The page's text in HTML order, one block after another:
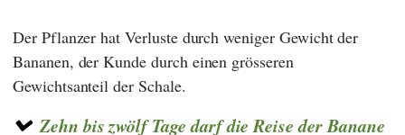
Der Pflanzer hat Verluste durch weniger Gewicht der
Bananen, der Kunde durch einen grösseren
Gewichtsanteil der Schale.
Zehn bis zwölf Tage darf die Reise der Banane